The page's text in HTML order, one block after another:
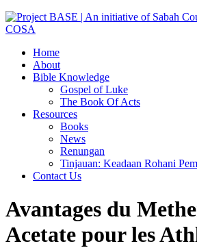
Home
About
Bible Knowledge
Gospel of Luke
The Book Of Acts
Resources
Books
News
Renungan
Tinjauan: Keadaan Rohani
Contact Us
Avantages du
Acetate pour les